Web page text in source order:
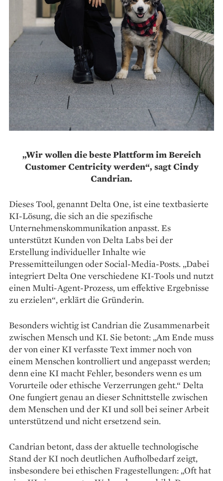
„Wir wollen die beste Plattform im Bereich
Customer Centricity werden“, sagt Cindy
Candrian.
Dieses Tool, genannt Delta One, ist eine textbasierte
KI-Lösung, die sich an die spezifische
Unternehmenskommunikation anpasst. Es
unterstützt Kunden von Delta Labs bei der
Erstellung individueller Inhalte wie
Pressemitteilungen oder Social-Media-Posts. „Dabei
integriert Delta One verschiedene KI-Tools und nutzt
einen Multi-Agent-Prozess, um effektive Ergebnisse
zu erzielen“, erklärt die Gründerin.
Besonders wichtig ist Candrian die Zusammenarbeit
zwischen Mensch und KI. Sie betont: „Am Ende muss
der von einer KI verfasste Text immer noch von
einem Menschen kontrolliert und angepasst werden;
denn eine KI macht Fehler, besonders wenn es um
Vorurteile oder ethische ­Verzerrungen geht.“ Delta
One fungiert genau an dieser Schnittstelle zwischen
dem Menschen und der KI und soll bei seiner Arbeit
unterstützend und nicht ersetzend sein.
Candrian betont, dass der aktuelle technologische
Stand der KI noch deutlichen Aufholbedarf zeigt,
insbesondere bei ethischen Fragestellungen: „Oft hat